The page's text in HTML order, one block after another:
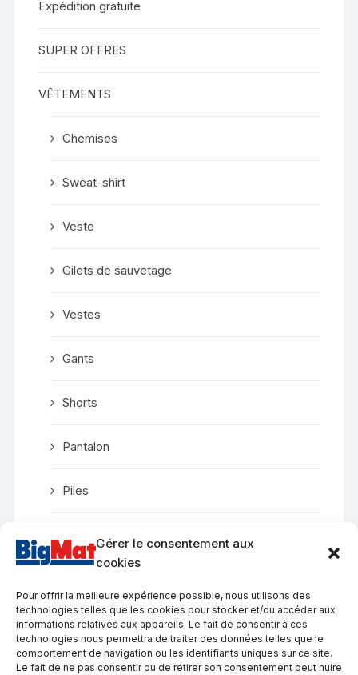
Gérer le consentement aux
cookies
Pour offrir la meilleure expérience possible, nous utilisons des
technologies telles que les cookies pour stocker et/ou accéder aux
informations relatives aux appareils. Le fait de consentir à ces
technologies nous permettra de traiter des données telles que le
comportement de navigation ou les identifiants uniques sur ce site.
Le fait de ne pas consentir ou de retirer son consentement peut nuire
Expédition gratuite
SUPER OFFRES
VÊTEMENTS
Chemises
Sweat-shirt
Veste
Gilets de sauvetage
Vestes
Gants
Shorts
Pantalon
Piles
T-Shirt